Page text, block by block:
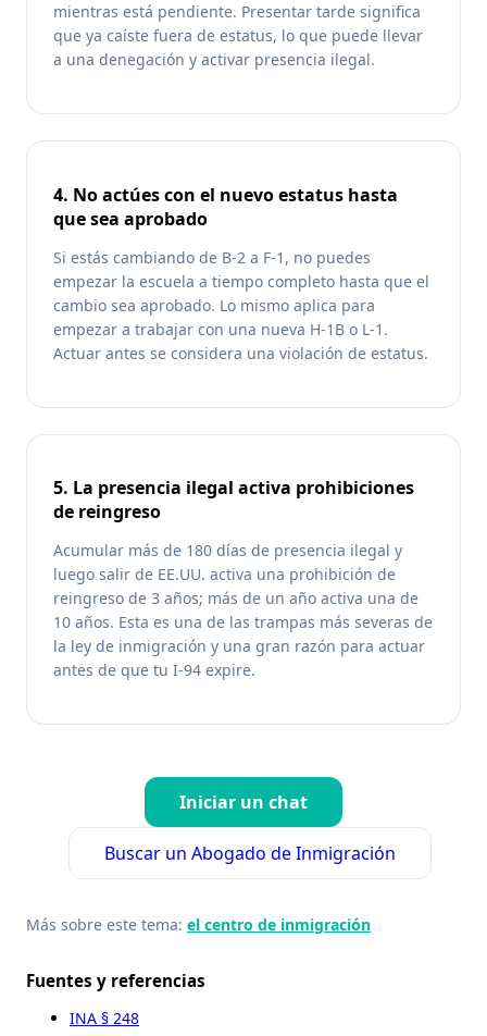
mientras está pendiente. Presentar tarde significa
que ya caíste fuera de estatus, lo que puede llevar
a una denegación y activar presencia ilegal.
4. No actúes con el nuevo estatus hasta
que sea aprobado
Si estás cambiando de B-2 a F-1, no puedes
empezar la escuela a tiempo completo hasta que el
cambio sea aprobado. Lo mismo aplica para
empezar a trabajar con una nueva H-1B o L-1.
Actuar antes se considera una violación de estatus.
5. La presencia ilegal activa prohibiciones
de reingreso
Acumular más de 180 días de presencia ilegal y
luego salir de EE.UU. activa una prohibición de
reingreso de 3 años; más de un año activa una de
10 años. Esta es una de las trampas más severas de
la ley de inmigración y una gran razón para actuar
antes de que tu I-94 expire.
Iniciar un chat
Buscar un Abogado de Inmigración
Más sobre este tema: el centro de inmigración
Fuentes y referencias
INA § 248